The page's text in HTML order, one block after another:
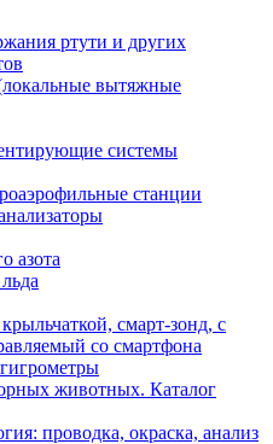
ртути и других
вытяжные
системы
станции
азота
смарт-зонд, с
со смартфона
животных. Каталог
проводка, окраска, анализ